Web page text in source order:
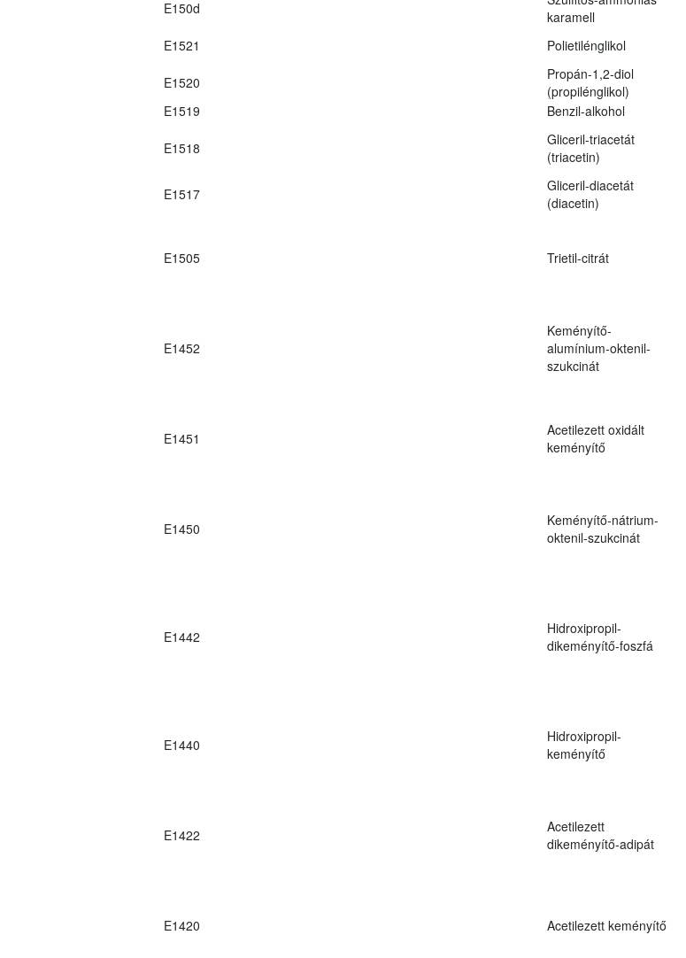
E150d
karamell
E1521 Polietilénglikol
E1520
Propán-1,2-diol
(propilénglikol)
E1519
Benzil-alkohol
E1518
Gliceril-triacetát
(triacetin)
E1517
Gliceril-diacetát
(diacetin)
E1505 Trietil-citrát
E1452
Keményítő-
alumínium-oktenil-
szukcinát
E1451
Acetilezett oxidált
keményítő
E1450
Keményítő-nátrium-
oktenil-szukcinát
E1442
Hidroxipropil-
dikeményítő-foszfá
E1440
Hidroxipropil-
keményítő
E1422
Acetilezett
dikeményítő-adipát
E1420 Acetilezett keményítő